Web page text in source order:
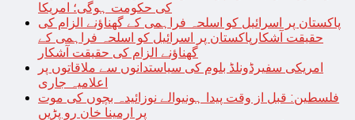
کی حکومت ہوگی؛ امریکا
پاکستان پر اسرائیل کو اسلحہ فراہمی کے گھناؤنے الزام کی
حقیقت آشکارپاکستان پر اسرائیل کو اسلحہ فراہمی کے
گھناؤنے الزام کی حقیقت آشکار
امریکی سفیرڈونلڈ بلوم کی سیاستدانوں سے ملاقاتوں پر
اعلامیہ جاری
فلسطین: قبل از وقت پیدا ہونیوالے نوزائیدہ بچوں کی موت
پر ارمینا خان رو پڑیں